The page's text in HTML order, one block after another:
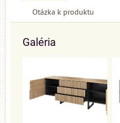
Otázka k produktu
Galéria